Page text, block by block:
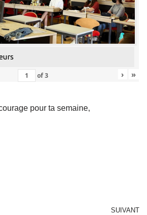
of3 › »
pour ta semaine,
SUIVANT